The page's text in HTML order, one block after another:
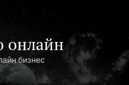
онлайн
бизнес